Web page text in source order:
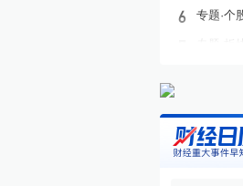
6 专题·个
专题·
9 开盘必读